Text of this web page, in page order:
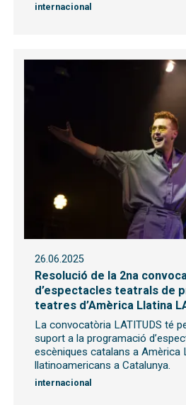
internacional
26.06.2025
Resolució de la 2na
d’espectacles teatrals de
teatres d’Amèrica Llatina
La convocatòria LATITUDS té
suport a la programació
escèniques catalans a Amèrica
llatinoamericans a Catalunya.
internacional